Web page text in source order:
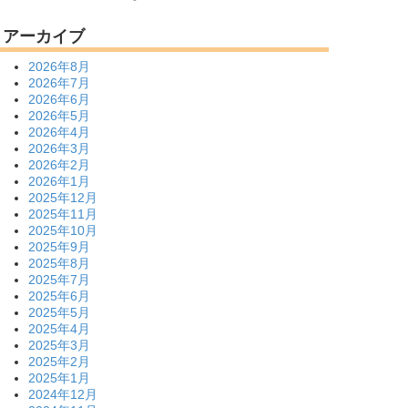
アーカイブ
2026年8月
2026年7月
2026年6月
2026年5月
2026年4月
2026年3月
2026年2月
2026年1月
2025年12月
2025年11月
2025年10月
2025年9月
2025年8月
2025年7月
2025年6月
2025年5月
2025年4月
2025年3月
2025年2月
2025年1月
2024年12月